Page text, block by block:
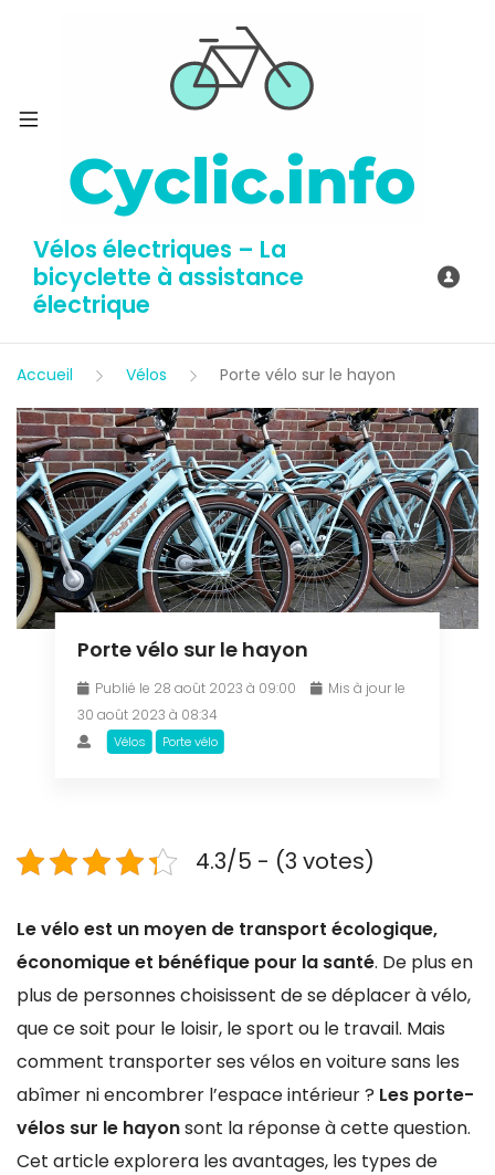
Vélos électriques – La
bicyclette à assistance
électrique
Accueil Vélos Porte vélo sur le hayon
Porte vélo sur le hayon
Publié le 28 août 2023 à 09:00
Mis à jour le
30 août 2023 à 08:34
Vélos Porte vélo
4.3/5 - (3 votes)
Le vélo est un moyen de transport écologique,
économique et bénéfique pour la santé. De plus en
plus de personnes choisissent de se déplacer à vélo,
que ce soit pour le loisir, le sport ou le travail. Mais
comment transporter ses vélos en voiture sans les
abîmer ni encombrer l’espace intérieur ? Les porte-
vélos sur le hayonsont la réponse à cette question.
Cet article explorera les avantages, les types de